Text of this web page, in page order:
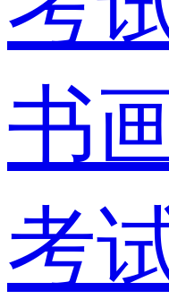
书
考